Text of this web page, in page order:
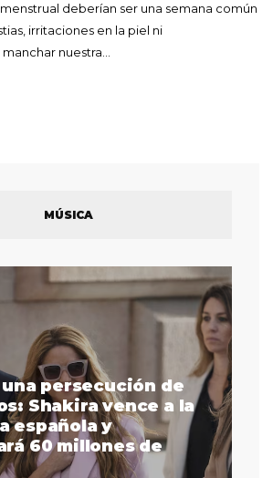
deberían ser una semana común
irritaciones en la piel ni
nuestra…
MÚSICA
persecución de
Shakira vence a la
española y
60 millones de